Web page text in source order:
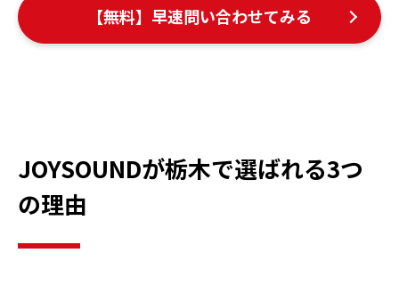
【無料】早速問い合わせてみる
JOYSOUNDが栃木で選ばれる3つ
の理由